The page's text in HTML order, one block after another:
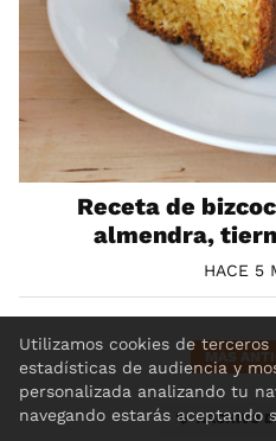
Receta de
almendra,
HACE 5
MÁS
ARCHIVO
Utilizamos cookies de terceros
estadísticas de audiencia y
personalizada analizando tu
navegando estarás aceptando